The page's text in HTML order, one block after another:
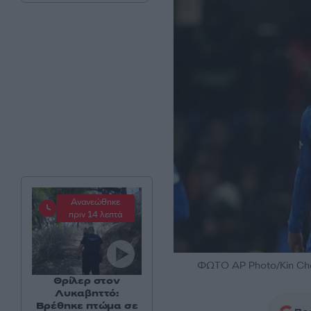
ΦΩΤΟ AP Photo/Kin
Ανανεώθηκε
πριν 14 λεπτά
Θρίλερ στον
Λυκαβηττό:
Βρέθηκε πτώμα σε